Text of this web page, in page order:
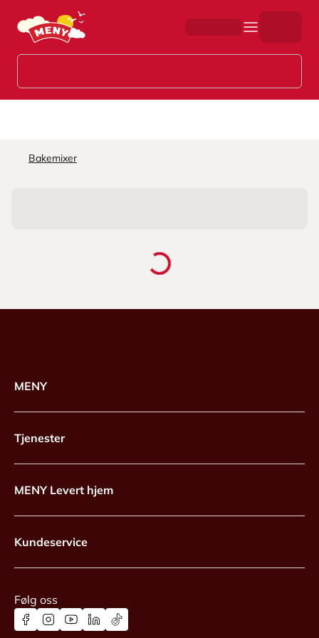
Hopp til hovedinnhold
Bakemixer
MENY
Tjenester
MENY Levert hjem
Kundeservice
Følg oss